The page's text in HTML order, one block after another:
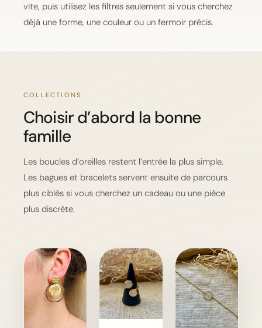
vite, puis utilisez les filtres seulement si vous cherchez
déjà une forme, une couleur ou un fermoir précis.
COLLECTIONS
Choisir d’abord la bonne
famille
Les boucles d’oreilles restent l’entrée la plus simple.
Les bagues et bracelets servent ensuite de parcours
plus ciblés si vous cherchez un cadeau ou une pièce
plus discrète.